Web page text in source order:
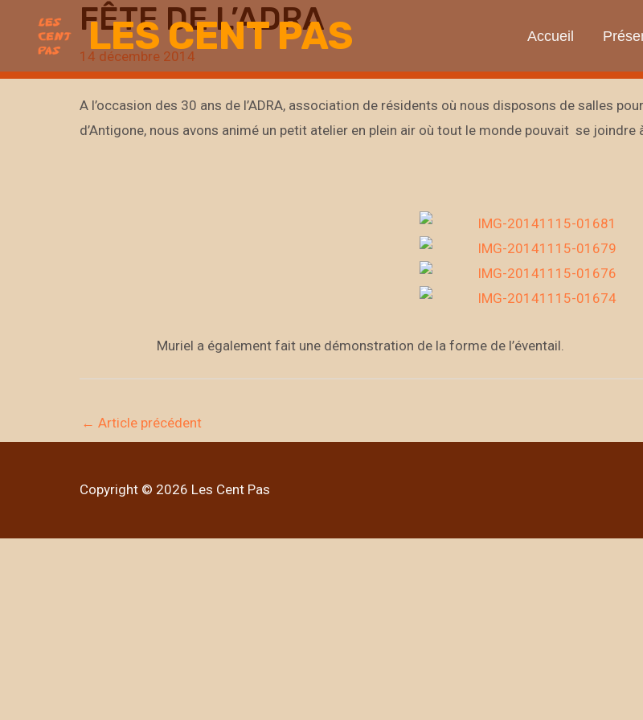
LES CENT PAS Accueil
FÊTE DE L’ADRA
14 décembre 2014
A l’occasion des 30 ans de l’ADRA, association de résidents où nous disposons de salles
d’Antigone, nous avons animé un petit atelier en plein air où tout le monde pouvait se joindre
Muriel a également fait une démonstration de la forme de l’éventail.
← Article précédent
Copyright © 2026 Les Cent Pas